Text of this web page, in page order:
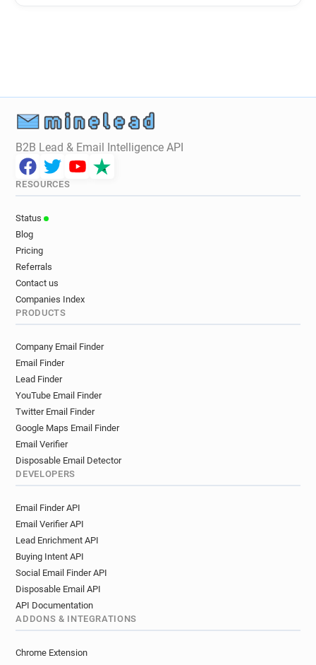
x************@republicain-lorrain.fr
u***********@republicain-lorrain.fr
r*********@republicain-lorrain.fr
c********@republicain-lorrain.fr
s********@republicain-lorrain.fr
k******@republicain-lorrain.fr
g******@republicain-lorrain.fr
b*****@republicain-lorrain.fr
v*********@republicain-lorrain.fr
x********@republicain-lorrain.fr
p********@republicain-lorrain.fr
e*****@republicain-lorrain.fr
j*********@republicain-lorrain.fr
a***********@republicain-lorrain.fr
u************@republicain-lorrain.fr
q**********@republicain-lorrain.fr
k********@republicain-lorrain.fr
g************@republicain-lorrain.fr
b***********@republicain-lorrain.fr
e**********@republicain-lorrain.fr
r*********@republicain-lorrain.fr
k******@republicain-lorrain.fr
B2B Lead & Email Intelligence API
RESOURCES
Status
Blog
Pricing
Referrals
Contact us
Companies Index
PRODUCTS
Company Email Finder
Email Finder
Lead Finder
YouTube Email Finder
Twitter Email Finder
Google Maps Email Finder
Email Verifier
Disposable Email Detector
DEVELOPERS
Email Finder API
Email Verifier API
Lead Enrichment API
Buying Intent API
Social Email Finder API
Disposable Email API
API Documentation
ADDONS & INTEGRATIONS
Chrome Extension